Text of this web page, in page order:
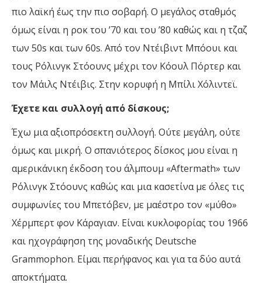
πιο λαϊκή έως την πιο σοβαρή. Ο μεγάλος σταθμός
όμως είναι η ροκ του ’70 και του ’80 καθώς και η τζαζ
των 50s και των 60s. Από τον Ντέιβιντ Μπόουι και
τους Ρόλινγκ Στόουνς μέχρι τον Κόουλ Πόρτερ και
τον Μάιλς Ντέιβις. Στην κορυφή η Μπίλι Χόλιντεϊ.
Έχετε και συλλογή από δίσκους;
Έχω μια αξιοπρόσεκτη συλλογή. Ούτε μεγάλη, ούτε
όμως και μικρή. Ο σπανιότερος δίσκος μου είναι η
αμερικάνικη έκδοση του άλμπουμ «Aftermath» των
Ρόλινγκ Στόουνς καθώς και μια κασετίνα με όλες τις
συμφωνίες του Μπετόβεν, με μαέστρο τον «μύθο»
Χέρμπερτ φον Κάραγιαν. Είναι κυκλοφορίας του 1966
και ηχογράφηση της μοναδικής Deutsche
Grammophon. Είμαι περήφανος και για τα δύο αυτά
αποκτήματα.